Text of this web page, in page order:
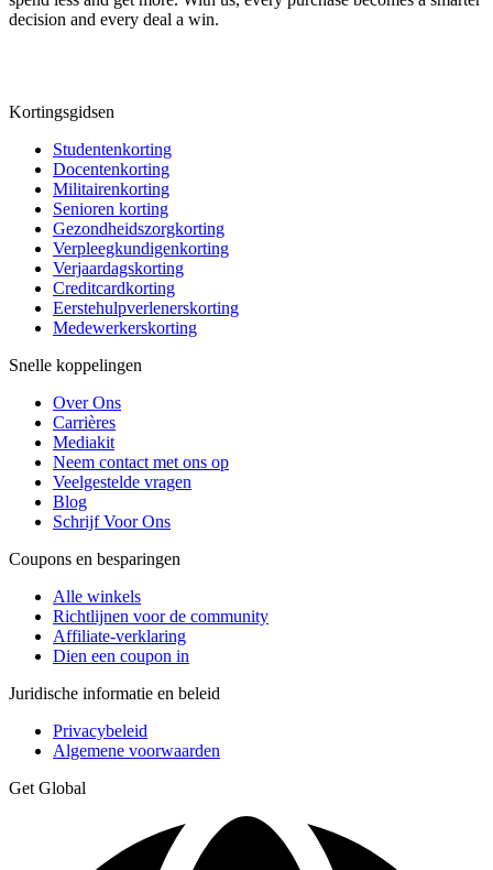
decision and every deal a win.
Kortingsgidsen
Studentenkorting
Docentenkorting
Militairenkorting
Senioren korting
Gezondheidszorgkorting
Verpleegkundigenkorting
Verjaardagskorting
Creditcardkorting
Eerstehulpverlenerskorting
Medewerkerskorting
Snelle koppelingen
Over Ons
Carrières
Mediakit
Neem contact met ons op
Veelgestelde vragen
Blog
Schrijf Voor Ons
Coupons en besparingen
Alle winkels
Richtlijnen voor de community
Affiliate-verklaring
Dien een coupon in
Juridische informatie en beleid
Privacybeleid
Algemene voorwaarden
Get Global